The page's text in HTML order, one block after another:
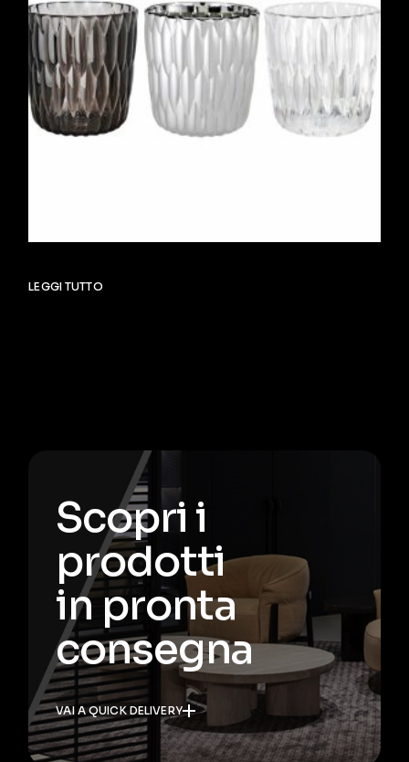
LEGGI TUTTO
Scopri i
prodotti
in pronta
consegna
VAI A QUICK DELIVERY